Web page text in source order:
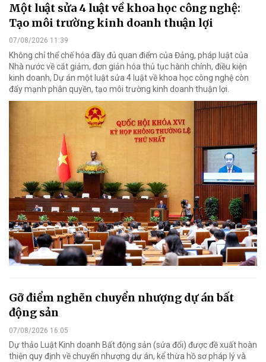
Một luật sửa 4 luật về khoa học công nghệ:
Tạo môi trường kinh doanh thuận lợi
07/08/2026 11:39
Không chỉ thể chế hóa đầy đủ quan điểm của Đảng, pháp luật của
Nhà nước về cắt giảm, đơn giản hóa thủ tục hành chính, điều kiện
kinh doanh, Dự án một luật sửa 4 luật về khoa học công nghệ còn
đẩy mạnh phân quyền, tạo môi trường kinh doanh thuận lợi.
Gỡ điểm nghẽn chuyển nhượng dự án bất
động sản
07/08/2026 16:05
Dự thảo Luật Kinh doanh Bất động sản (sửa đổi) được đề xuất hoàn
thiện quy định về chuyển nhượng dự án, kế thừa hồ sơ pháp lý và